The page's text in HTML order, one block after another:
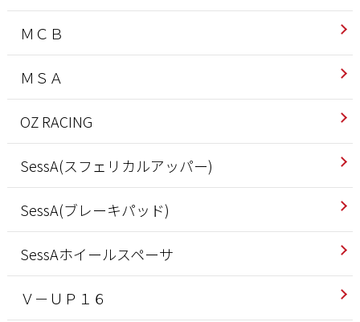
ＭＣＢ
ＭＳＡ
OZ RACING
SessA(スフェリカルアッパー)
SessA(ブレーキパッド)
SessAホイールスペーサ
Ｖ－ＵＰ１６